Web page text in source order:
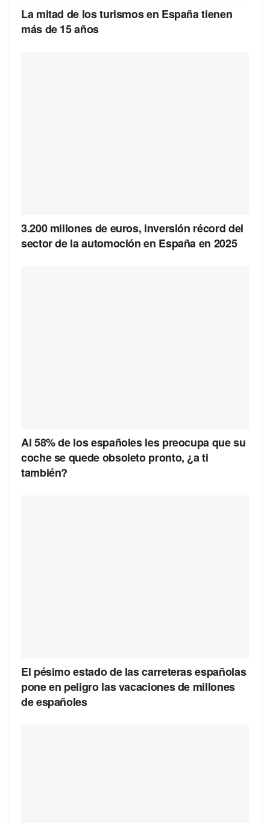
La mitad de los turismos en España tienen
más de 15 años
3.200 millones de euros, inversión récord del
sector de la automoción en España en 2025
Al 58% de los españoles les preocupa que su
coche se quede obsoleto pronto, ¿a ti
también?
El pésimo estado de las carreteras españolas
pone en peligro las vacaciones de millones
de españoles